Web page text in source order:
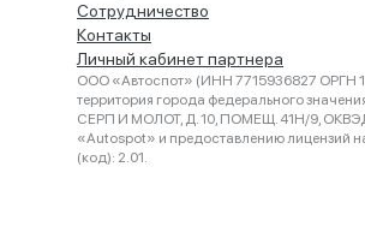
Сотрудничество
Контакты
Личный кабинет партнера
ООО «Автоспот» (ИНН 7715936827 ОРГН
территория города федерального
СЕРП И МОЛОТ, Д. 10, ПОМЕЩ. 41Н/9, ОКВЭД
«Autospot» и предоставлению лицензий
(код): 2.01.